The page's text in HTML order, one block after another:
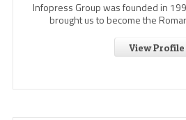
Infopress Group was founded in
brought us to become the
View Profile